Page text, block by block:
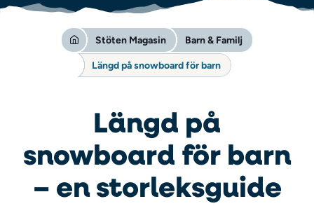
Stöten Magasin Barn & Familj
Längd på snowboard för barn
Längd på
snowboard för barn
– en storleksguide